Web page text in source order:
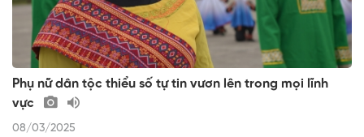
Phụ nữ dân tộc thiểu số tự tin vươn lên trong mọi lĩnh
vực
08/03/2025